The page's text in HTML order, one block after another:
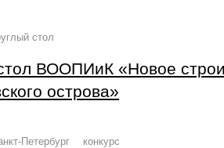
стол
ВООПИиК «Новое
острова»
Петербург конкурс